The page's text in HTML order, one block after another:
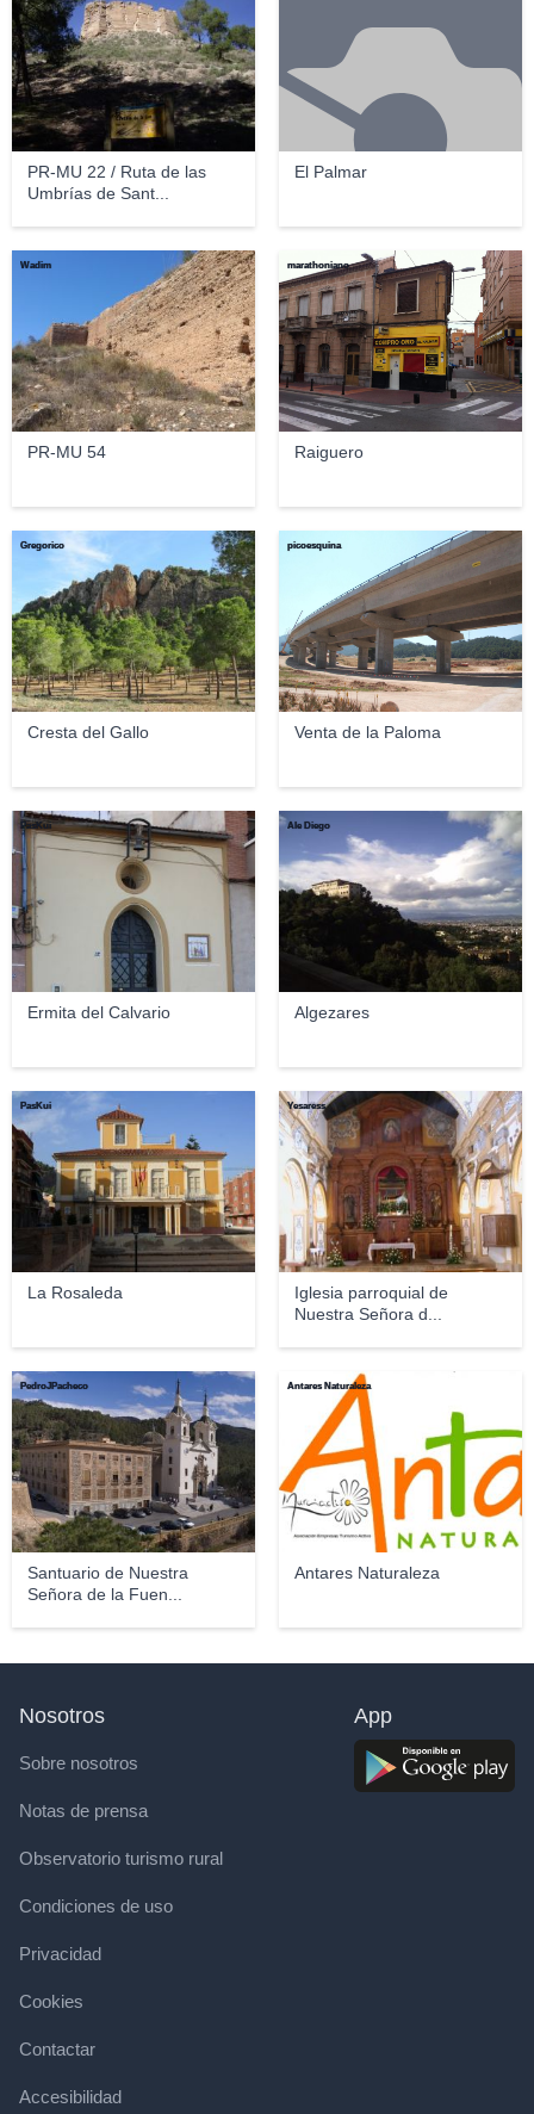
PR-MU 22 / Ruta de las
Umbrías de Sant...
El Palmar
PR-MU 54
Wadim
Raiguero
marathoniano
Cresta del Gallo
Gregorico
Venta de la Paloma
picoesquina
Ermita del Calvario
PasKui
Algezares
Ale Diego
La Rosaleda
PasKui
Iglesia parroquial de
Nuestra Señora d...
Yesaress
Santuario de Nuestra
Señora de la Fuen...
PedroJPacheco
Antares Naturaleza
Antares Naturaleza
Nosotros
Sobre nosotros
Notas de prensa
Observatorio turismo rural
Condiciones de uso
Privacidad
Cookies
Contactar
Accesibilidad
App